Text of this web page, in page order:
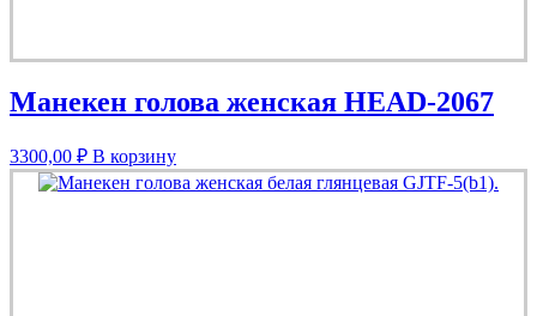
Манекен голова женская HEAD-2067
3300,00 ₽ В корзину